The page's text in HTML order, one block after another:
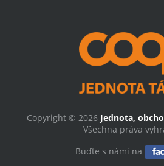
Copyright © 2026 Jednota,
Všechna práva
Buďte s námi na